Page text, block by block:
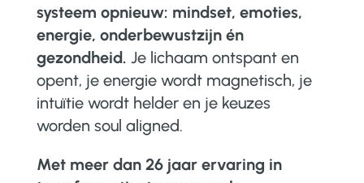
systeem opnieuw: mindset, emoties,
energie, onderbewustzijn én
gezondheid. Je lichaam ontspant en
opent, je energie wordt magnetisch, je
intuïtie wordt helder en je keuzes
worden soul aligned.
Met meer dan 26 jaar ervaring in